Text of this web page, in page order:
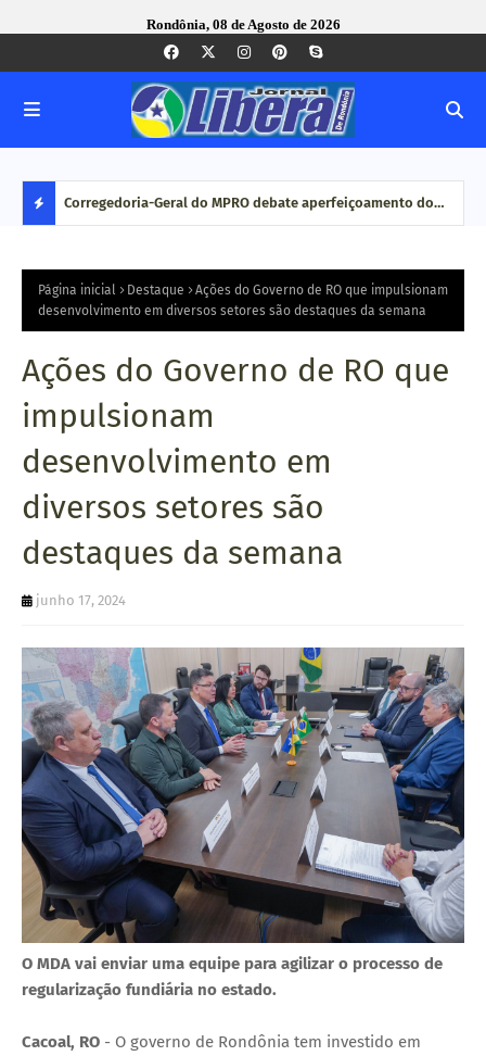
Rondônia, 08 de Agosto de 2026
S
T
Q
U
E
ação Corregedoria-Geral do MPRO debate aperfeiçoamento do
congresso nacional
Página inicial Destaque
Ações do Governo de RO que impulsionam
desenvolvimento em diversos setores são destaques da semana
Ações do Governo de RO que
impulsionam
desenvolvimento em
diversos setores são
destaques da semana
junho 17, 2024
O MDA vai enviar uma equipe para agilizar o processo de
regularização fundiária no estado.
Cacoal, RO - O governo de Rondônia tem investido em